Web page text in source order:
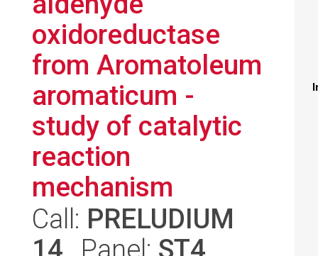
oxidoreductase
from Aromatoleum
aromaticum -
study of catalytic
reaction
mechanism
Call: PRELUDIUM
14 , Panel: ST4